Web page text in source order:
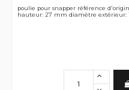
poulie pour snapper référence
hauteur: 27 mm diamètre extérieur: